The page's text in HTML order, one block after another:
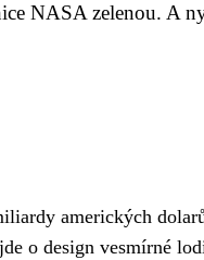
NASA zelenou. A
amerických
o design vesmírné